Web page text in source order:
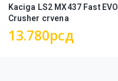
Kaciga LS2 MX437 Fast EVO
Crusher crvena
13.780рсд